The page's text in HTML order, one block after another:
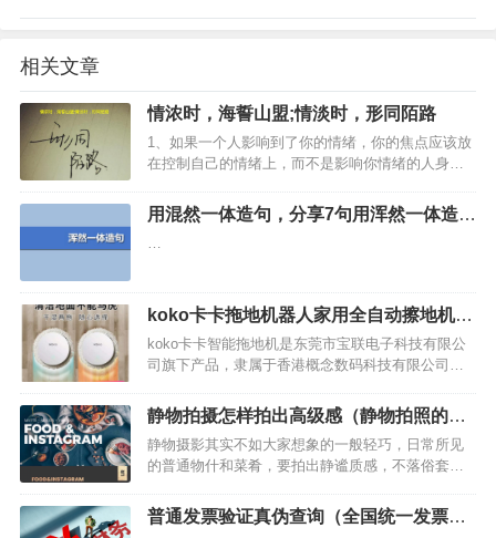
相关文章
情浓时，海誓山盟;情淡时，形同陌路
1、如果一个人影响到了你的情绪，你的焦点应该放
在控制自己的情绪上，而不是影响你情绪的人身
用混然一体造句，分享7句用浑然一体造句
…
koko卡卡拖地机器人家用全自动擦地机推
荐
koko卡卡智能拖地机是东莞市宝联电子科技有限公
司旗下产品，隶属于香港概念数码科技有限公司，
想知道卡卡智能拖地机好用吗，看看下面是网友使
用koko卡卡智能拖地机的相关介绍，希望对大家有
所帮助。1、…
静物拍摄怎样拍出高级感（静物拍照的技
巧和角度）
静物摄影其实不如大家想象的一般轻巧，日常所见
的普通物什和菜肴，要拍出静谧质感，不落俗套，
美食静物摄影LR预设， 普普通通的原片也能变成物
哀美学大作！镜头不能表现其可口百分之一的佳肴
普通发票验证真伪查询（全国统一发票查